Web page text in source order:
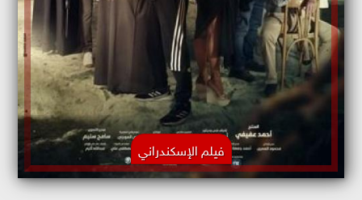
فيلم الإسكندراني